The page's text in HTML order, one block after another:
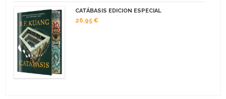
CATÁBASIS EDICION ESPECIAL
26,95 €